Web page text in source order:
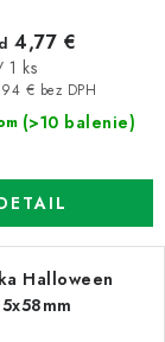
(>10 balenie)
€ bez DPH
4,77 €
ks
Halloween